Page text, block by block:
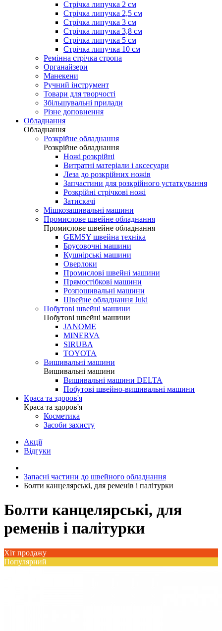
Стрічка липучка 2 см
Стрічка липучка 2,5 см
Стрічка липучка 3 см
Стрічка липучка 3,8 см
Стрічка липучка 5 см
Стрічка липучка 10 см
Ремінна стрічка стропа
Органайзери
Манекени
Ручний інструмент
Товари для творчості
Збільшувальні прилади
Різне доповнення
Обладнання
Обладнання
Розкрійне обладнання
Розкрійне обладнання
Ножі розкрійні
Витратні матеріали і аксесуари
Леза до розкрійних ножів
Запчастини для розкрійного устаткування
Розкрійні стрічкові ножі
Затискачі
Мішкозашивальні машини
Промислове швейне обладнання
Промислове швейне обладнання
GEMSY швейна техніка
Брусовочні машини
Кушнірські машини
Оверлоки
Промислові швейні машини
Прямостібкові машини
Розпошивальні машини
Швейне обладнання Juki
Побутові швейні машини
Побутові швейні машини
JANOME
MINERVA
SIRUBA
TOYOTA
Вишивальні машини
Вишивальні машини
Вишивальні машини DELTA
Побутові швейно-вишивальні машини
Краса та здоров'я
Краса та здоров'я
Косметика
Засоби захисту
Акції
Відгуки
Запасні частини до швейного обладнання
Болти канцелярські, для ременів і палітурки
Болти канцелярські, для
ременів і палітурки
Хіт продажу
Популярний